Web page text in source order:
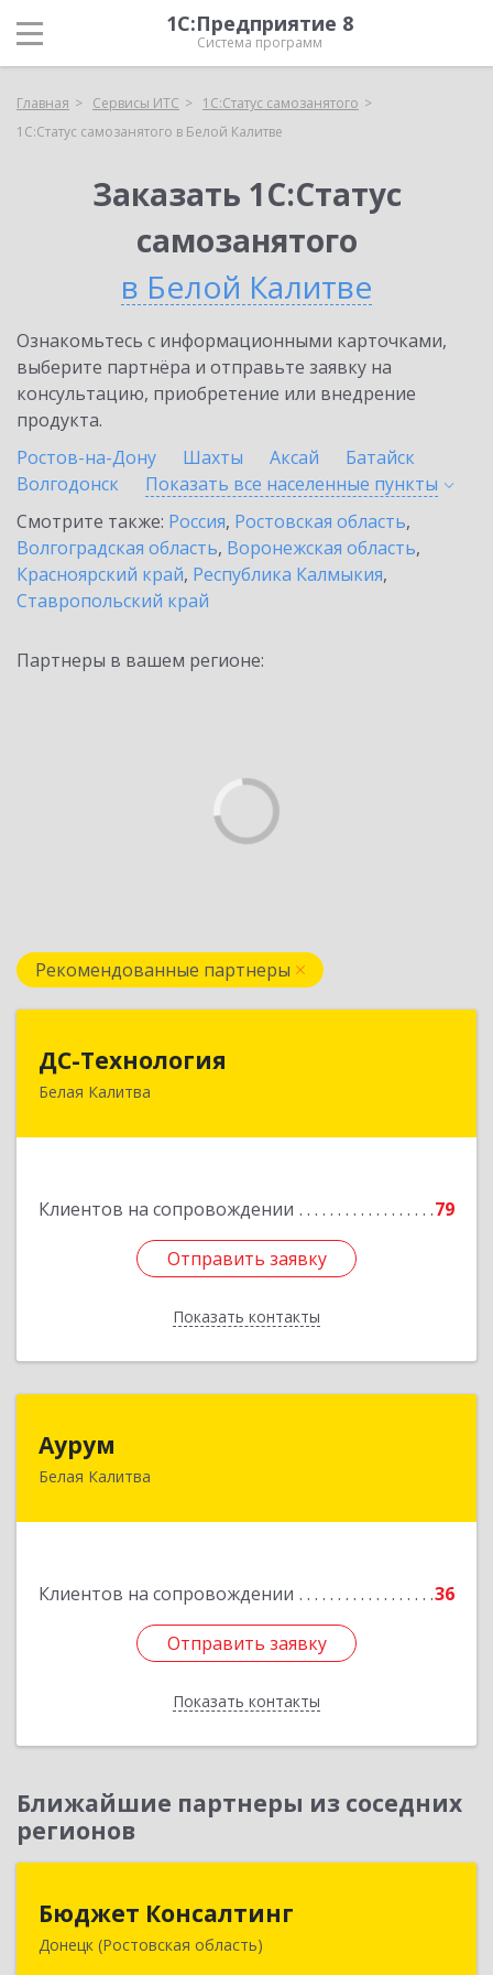
1С:Предприятие 8
Система программ
Главная Сервисы ИТС
1С:Статус самозанятого
1С:Статус самозанятого в Белой Калитве
Заказать 1С:Статус
самозанятого
в Белой Калитве
Ознакомьтесь с информационными карточками,
выберите партнёра и отправьте заявку на
консультацию, приобретение или внедрение
продукта.
Ростов-на-Дону
Шахты Аксай
Батайск
Волгодонск
Показать все населенные пункты
Смотрите также: Россия, Ростовская область,
Волгоградская область, Воронежская область,
Красноярский край, Республика Калмыкия,
Ставропольский край
Партнеры в вашем регионе:
Рекомендованные партнеры
ДС-Технология
Белая Калитва
Клиентов на сопровождении 79
Отправить заявку
Показать контакты
347045, Ростовская обл, Белокалитвинский р-н,
Отправить заявку
Назад
Аурум
Белая Калитва
Клиентов на сопровождении 36
Отправить заявку
Показать контакты
347044, Ростовская обл, Белокалитвинский р-н,
Отправить заявку
Назад
Ближайшие партнеры из соседних
регионов
Бюджет Консалтинг
Донецк (Ростовская область)
346338, Ростовская обл, г.о. Город Донецк,